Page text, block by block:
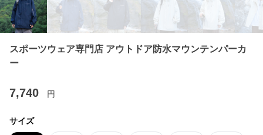
スポーツウェア専門店 アウトドア防水マウンテンパーカ
ー
7,740 円
サイズ